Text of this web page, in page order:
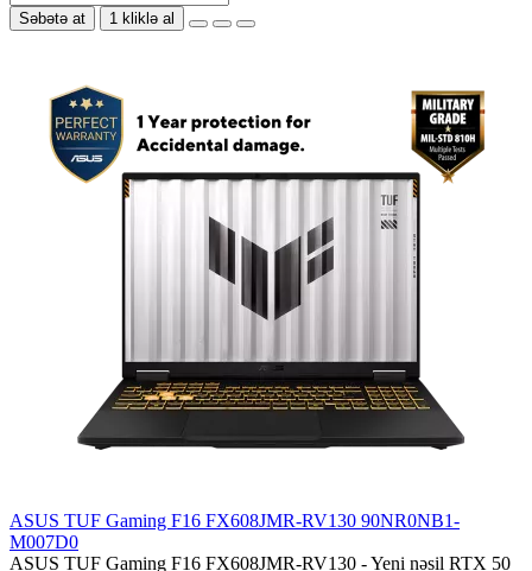
Səbətə at 1 kliklə al
ASUS TUF Gaming F16 FX608JMR-RV130 90NR0NB1-
M007D0
ASUS TUF Gaming F16 FX608JMR-RV130 - Yeni nəsil RTX 50